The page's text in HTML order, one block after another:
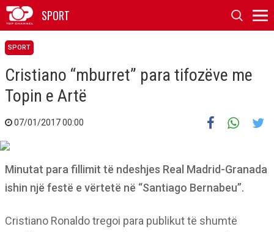
SPORT
SPORT
Cristiano “mburret” para tifozëve me
Topin e Artë
07/01/2017 00:00
Minutat para fillimit të ndeshjes Real Madrid-Granada
ishin një festë e vërtetë në “Santiago Bernabeu”.
Cristiano Ronaldo tregoi para publikut të shumtë